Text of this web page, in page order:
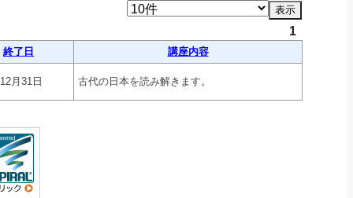
1
終了日 講座内容
月31日 古代の日本を読み解きます。